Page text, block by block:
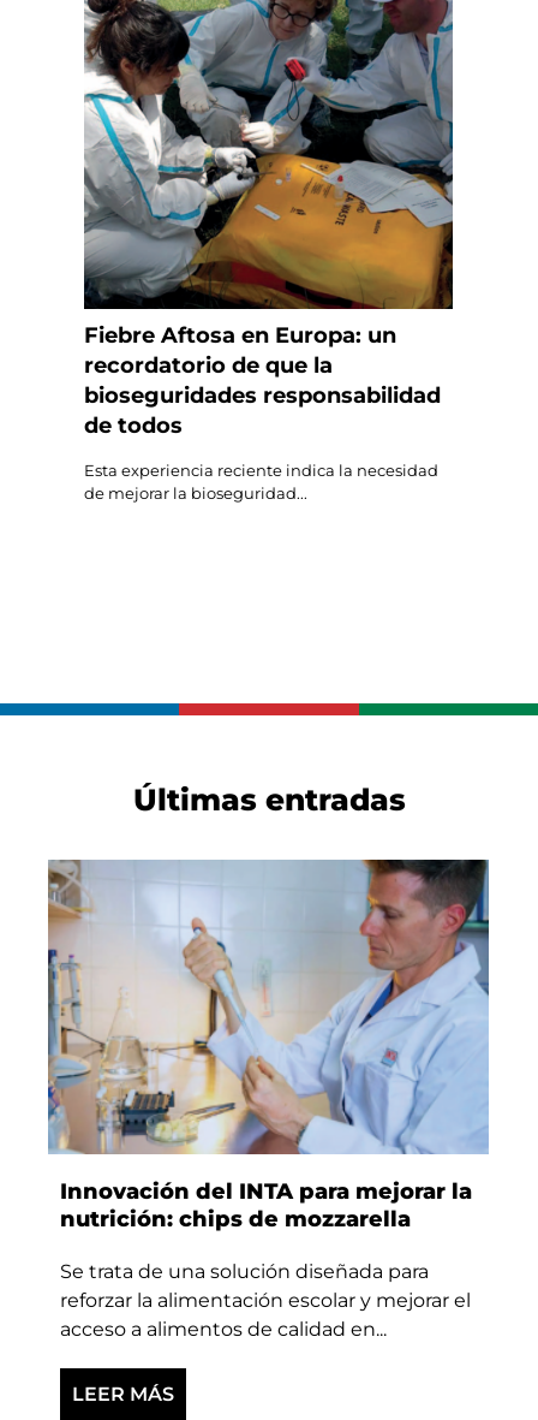
Fiebre Aftosa en Europa: un
recordatorio de que la
bioseguridades responsabilidad
de todos
Esta experiencia reciente indica la necesidad
de mejorar la bioseguridad...
Últimas entradas
Innovación del INTA para mejorar la
nutrición: chips de mozzarella
Se trata de una solución diseñada para
reforzar la alimentación escolar y mejorar el
acceso a alimentos de calidad en...
LEER MÁS